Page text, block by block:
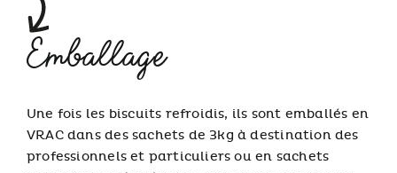
Emballage
Une fois les biscuits refroidis, ils sont emballés en
VRAC dans des sachets de 3kg à destination des
professionnels et particuliers ou en sachets